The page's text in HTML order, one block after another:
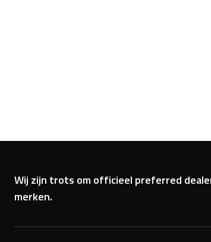
Wij zijn trots om officieel preferred
merken.